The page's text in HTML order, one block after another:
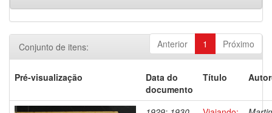
Anterior 1 Próximo
Conjunto de itens:
Pré-visualização
Data do
documento
Título